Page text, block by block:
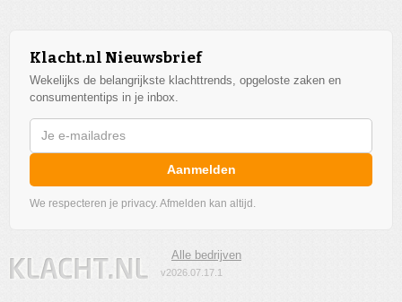
Klacht.nl Nieuwsbrief
Wekelijks de belangrijkste klachttrends, opgeloste zaken en
consumententips in je inbox.
Aanmelden
We respecteren je privacy. Afmelden kan altijd.
Alle bedrijven
v2026.07.17.1